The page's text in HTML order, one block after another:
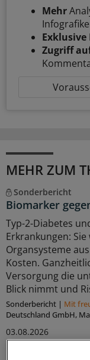
Mehr
Exklusive
Zugriff
MEHR ZUM
Sonderbericht
Biomarker
Typ-2-Diabetes
Erkrankungen:
Organsysteme
Kosten.
Versorgung die
Blick nimmt und
Sonderbericht | Mit
Deutschland GmbH,
03.08.2026